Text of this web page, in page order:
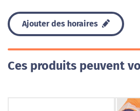
Ajouter des horaires
Ces produits peuvent